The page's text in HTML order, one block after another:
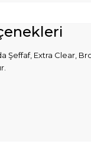
Şeffaf, Extra Clear,